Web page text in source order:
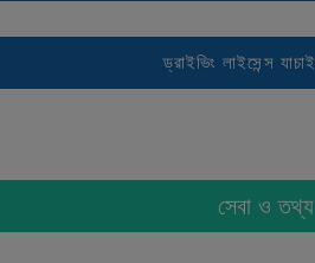
ড্রাইভিং লাইসেন্স
সেবা ও তথ্য